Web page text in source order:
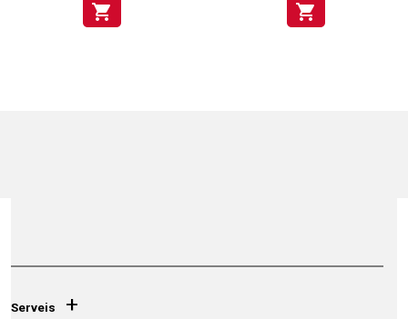
shopping_cart shopping_cart
Serveis +